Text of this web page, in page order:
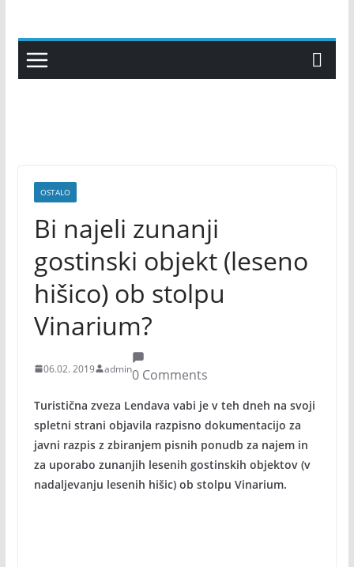
content
OSTALO
Bi najeli zunanji
gostinski objekt (leseno
hišico) ob stolpu
Vinarium?
06.02. 2019 admin0 Comments
Turistična zveza Lendava vabi je v teh dneh na svoji
spletni strani objavila razpisno dokumentacijo za
javni razpis z zbiranjem pisnih ponudb za najem in
za uporabo zunanjih lesenih gostinskih objektov (v
nadaljevanju lesenih hišic) ob stolpu Vinarium.